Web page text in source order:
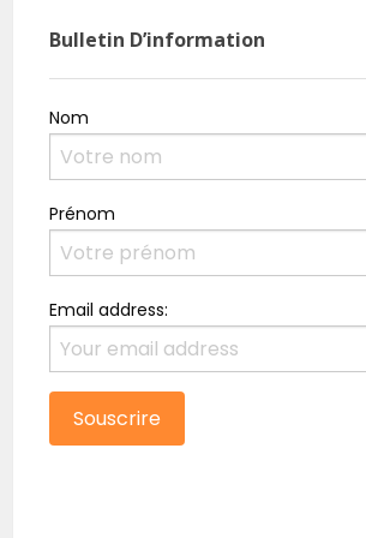
Bulletin D’information
Nom
Prénom
Email address: